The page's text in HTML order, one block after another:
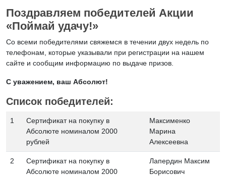
Поздравляем победителей Акции
«Поймай удачу!»
Со всеми победителями свяжемся в течении двух недель по
телефонам, которые указывали при регистрации на нашем
сайте и сообщим информацию по выдаче призов.
С уважением, ваш Абсолют!
Список победителей:
1
Сертификат на покупку в
Абсолюте номиналом 2000
рублей
Максименко
Марина
Алексеевна
2
Сертификат на покупку в
Абсолюте номиналом 2000
Лапердин Максим
Борисович